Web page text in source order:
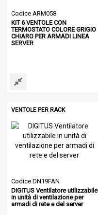
Codice ARM058
KIT 6 VENTOLE CON
TERMOSTATO COLORE GRIGIO
CHIARO PER ARMADI LINEA
SERVER
VENTOLE PER RACK
Codice DN19FAN
DIGITUS Ventilatore utilizzabile
in unità di ventilazione per
armadi di rete e del server